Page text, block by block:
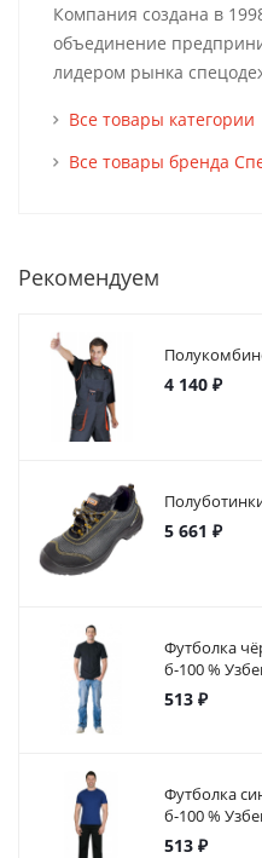
Компания создана в
объединение
лидером рынка
Все товары категории
Все товары бренда
Рекомендуем
4 140 ₽
5 661 ₽
Футболка
б-100 %
513 ₽
Футболка
б-100 %
513 ₽